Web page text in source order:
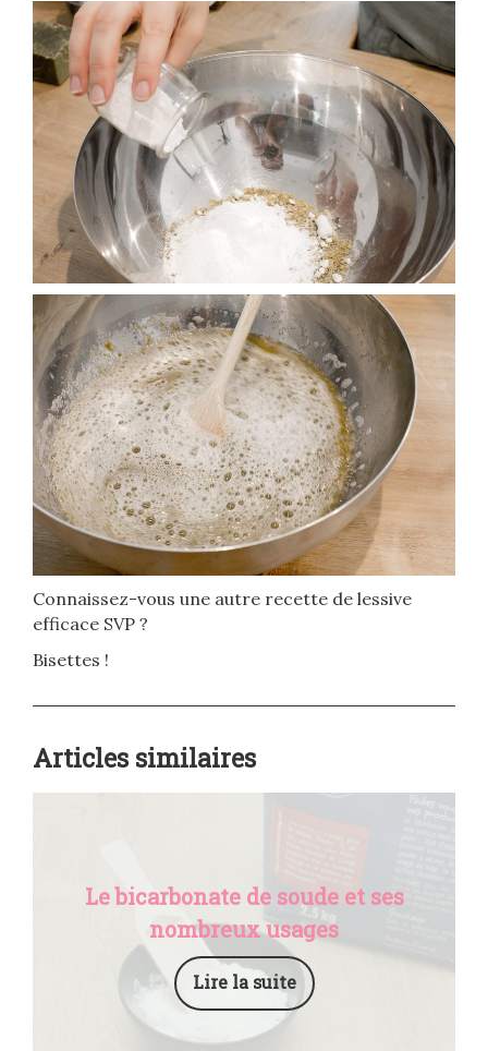
Connaissez-vous une autre recette de lessive
efficace SVP ?
Bisettes !
Articles similaires
Le bicarbonate de soude et ses
nombreux usages
Lire la suite